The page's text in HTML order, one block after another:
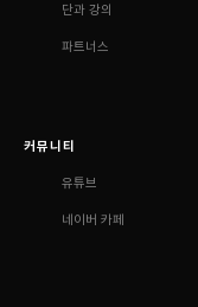
단과 강의
파트너스
커뮤니티
유튜브
네이버 카페